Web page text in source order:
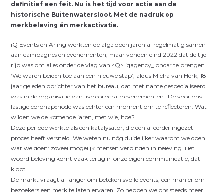
definitief een feit. Nu is het tijd voor actie aan de
historische Buitenwatersloot. Met de nadruk op
merkbeleving én merkactivatie.
iQ Events en Arling werkten de afgelopen jaren al regelmatig samen
aan campagnes en evenementen, maar vonden eind 2022 dat de tijd
rijp was om alles onder de vlag van <Q> iqagency_ onder te brengen.
‘We waren beiden toe aan een nieuwe stap’, aldus Micha van Herk, 18
jaar geleden oprichter van het bureau, dat met name gespecialiseerd
was in de organisatie van live corporate evenementen. ‘De voor ons
lastige coronaperiode was echter een moment om te reflecteren. Wat
wilden we de komende jaren, met wie, hoe?
Deze periode werkte als een katalysator, die een al eerder ingezet
proces heeft versneld. We weten nu nóg duidelijker waarom we doen
wat we doen: zoveel mogelijk mensen verbinden in beleving. Het
woord beleving komt vaak terug in onze eigen communicatie, dat
klopt.
De markt vraagt al langer om betekenisvolle events, een manier om
bezoekers een merk te laten ervaren. Zo hebben we ons steeds meer